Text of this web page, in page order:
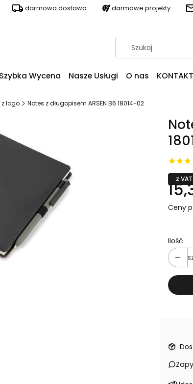
darmowa dostawa darmowe projekty
Wycena Nasze Usługi O nas
z logo Notes z długopisem ARSEN B6 18014-02
z VAT
Ceny
Ilość